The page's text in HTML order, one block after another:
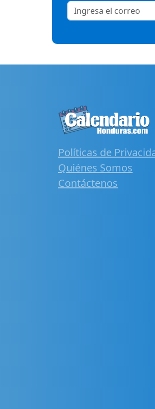
Políticas de
Quiénes Somos
Contáctenos